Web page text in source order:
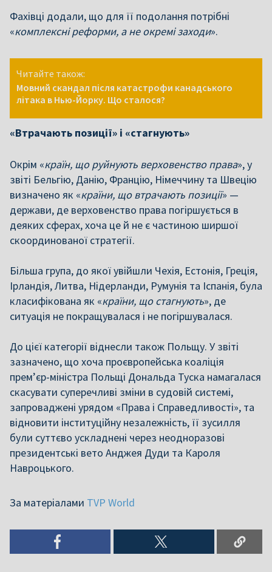
Фахівці додали, що для її подолання потрібні
«комплексні реформи, а не окремі заходи».
Читайте також:
Мовний скандал після катастрофи канадського
літака в Нью-Йорку. Що сталося?
«Втрачають позиції» і «стагнують»
Окрім «країн, що руйнують верховенство права», у
звіті Бельгію, Данію, Францію, Німеччину та Швецію
визначено як «країни, що втрачають позиції» —
держави, де верховенство права погіршується в
деяких сферах, хоча це й не є частиною ширшої
скоординованої стратегії.
Більша група, до якої увійшли Чехія, Естонія, Греція,
Ірландія, Литва, Нідерланди, Румунія та Іспанія, була
класифікована як «країни, що стагнують», де
ситуація не покращувалася і не погіршувалася.
До цієї категорії віднесли також Польщу. У звіті
зазначено, що хоча проєвропейська коаліція
прем’єр-міністра Польщі Дональда Туска намагалася
скасувати суперечливі зміни в судовій системі,
запроваджені урядом «Права і Справедливості», та
відновити інституційну незалежність, її зусилля
були суттєво ускладнені через неодноразові
президентські вето Анджея Дуди та Кароля
Навроцького.
За матеріалами TVP World